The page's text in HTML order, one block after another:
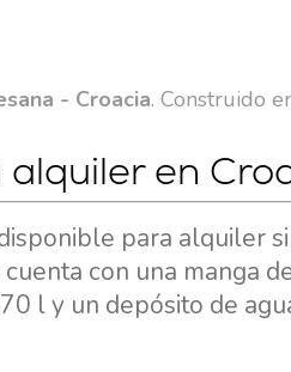
- Croacia. Construido
en
para alquiler
con una manga
l y un depósito de